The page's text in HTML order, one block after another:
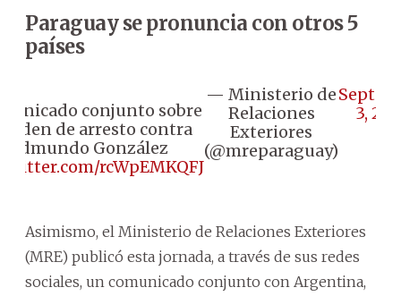
Paraguay se pronuncia con otros 5
países
conjunto sobre
orden de arresto contra
Edmundo González
rcWpEMKQFJ
— Ministerio de
Relaciones
Exteriores
(@mreparaguay)
3,
Asimismo, el Ministerio de Relaciones Exteriores
(MRE) publicó esta jornada, a través de sus redes
sociales, un comunicado conjunto con Argentina,